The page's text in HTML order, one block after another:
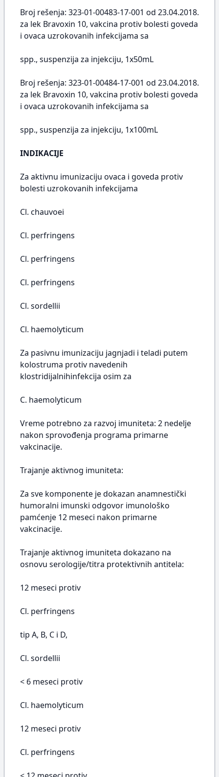
Broj rešenja: 323-01-00483-17-001 od 23.04.2018.
za lek Bravoxin 10, vakcina protiv bolesti goveda
i ovaca uzrokovanih infekcijama sa
spp., suspenzija za injekciju, 1x50mL
Broj rešenja: 323-01-00484-17-001 od 23.04.2018.
za lek Bravoxin 10, vakcina protiv bolesti goveda
i ovaca uzrokovanih infekcijama sa
spp., suspenzija za injekciju, 1x100mL
INDIKACIJE
Za aktivnu imunizaciju ovaca i goveda protiv
bolesti uzrokovanih infekcijama
Cl. chauvoei
Cl. perfringens
Cl. perfringens
Cl. perfringens
Cl. sordellii
Cl. haemolyticum
Za pasivnu imunizaciju jagnjadi i teladi putem
kolostruma protiv navedenih
klostridijalnihinfekcija osim za
C. haemolyticum
Vreme potrebno za razvoj imuniteta: 2 nedelje
nakon sprovođenja programa primarne
vakcinacije.
Trajanje aktivnog imuniteta:
Za sve komponente je dokazan anamnestički
humoralni imunski odgovor imunološko
pamćenje 12 meseci nakon primarne
vakcinacije.
Trajanje aktivnog imuniteta dokazano na
osnovu serologije/titra protektivnih antitela:
12 meseci protiv
Cl. perfringens
tip A, B, C i D,
Cl. sordellii
< 6 meseci protiv
Cl. haemolyticum
12 meseci protiv
Cl. perfringens